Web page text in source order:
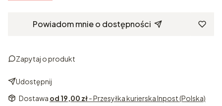
Powiadom mnie o dostępności
Zapytaj o produkt
Udostępnij
Dostawa od 19,00 zł- Przesyłka kurierska Inpost (Polska)